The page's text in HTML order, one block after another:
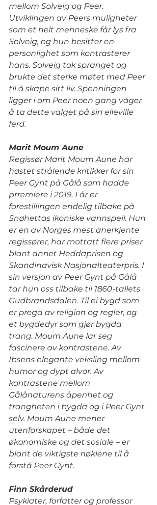
mellom Solveig og Peer.
Utviklingen av Peers muligheter
som et helt menneske får lys fra
Solveig, og hun besitter en
personlighet som kontrasterer
hans. Solveig tok spranget og
brukte det sterke møtet med Peer
til å skape sitt liv. Spenningen
ligger i om Peer noen gang våger
å ta dette valget på sin elleville
ferd.
Marit Moum Aune
Regissør Marit Moum Aune har
høstet strålende kritikker for sin
Peer Gynt på Gålå som hadde
prremiere i 2019. I år er
forestillingen endelig tilbake på
Snøhettas ikoniske vannspeil. Hun
er en av Norges mest anerkjente
regissører, har mottatt flere priser
blant annet Heddaprisen og
Skandinavisk Nasjonalteaterpris. I
sin versjon av Peer Gynt på Gålå
tar hun oss tilbake til 1860-tallets
Gudbrandsdalen. Til ei bygd som
er prega av religion og regler, og
et bygdedyr som gjør bygda
trang. Moum Aune lar seg
fascinere av kontrastene. Av
Ibsens elegante veksling mellom
humor og dypt alvor. Av
kontrastene mellom
Gålånaturens åpenhet og
trangheten i bygda og i Peer Gynt
selv. Moum Aune mener
utenforskapet – både det
økonomiske og det sosiale – er
blant de viktigste nøklene til å
forstå Peer Gynt.
Finn Skårderud
Psykiater, forfatter og professor